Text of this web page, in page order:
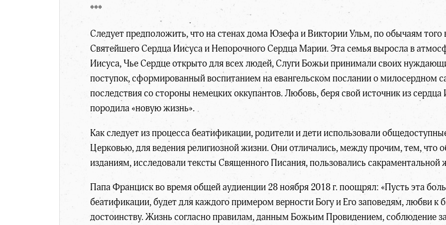
***
Следует предположить, что на стенах дома Юзефа и Виктории Ульм, по обычаям
Святейшего Сердца Иисуса и Непорочного Сердца Марии. Эта семья выросла в
Иисуса, Чье Сердце открыто для всех людей, Слуги Божьи принимали своих
поступок, сформированный воспитанием на евангельском послании о милосердном
последствия со стороны немецких оккупантов. Любовь, беря свой источник из
породила «новую жизнь».
Как следует из процесса беатификации, родители и дети использовали
Церковью, для ведения религиозной жизни. Они отличались, между прочим, тем,
изданиям, исследовали тексты Священного Писания, пользовались сакраментальной
Папа Франциск во время общей аудиенции 28 ноября 2018 г. поощрял: «Пусть эта
беатификации, будет для каждого примером верности Богу и Его заповедям, любви к
достоинству. Жизнь согласно правилам, данным Божьим Провидением, соблюдение